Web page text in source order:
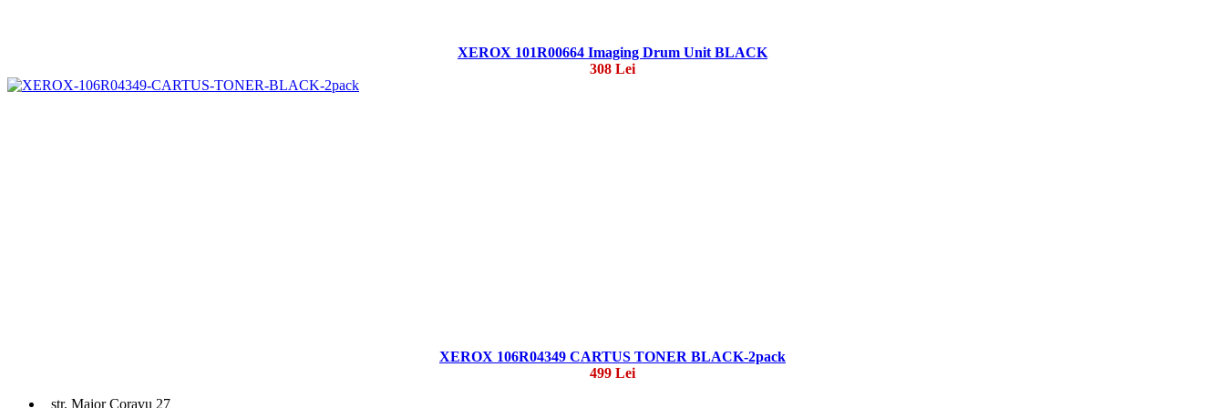
XEROX 101R00664 Imaging Drum Unit BLACK
308 Lei
XEROX 106R04349 CARTUS TONER BLACK-2pack
499 Lei
str. Maior Coravu 27